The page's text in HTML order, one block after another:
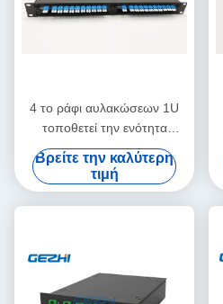
4 το ράφι αυλακώσεων 1U
τοποθετεί την ενότητα
100Ghz 8CH DWDM Mux
Demux
Βρείτε την καλύτερη
τιμή